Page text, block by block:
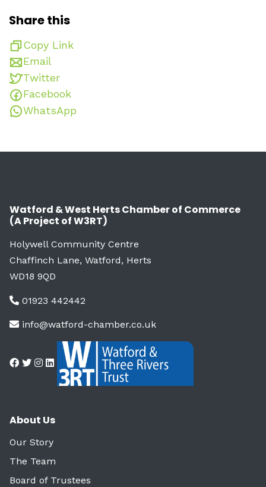
Share this
Copy Link
Email
Twitter
Facebook
WhatsApp
Watford & West Herts Chamber of Commerce
(A Project of W3RT)
Holywell Community Centre
Chaffinch Lane, Watford, Herts
WD18 9QD
01923 442442
info@watford-chamber.co.uk
About Us
Our Story
The Team
Board of Trustees